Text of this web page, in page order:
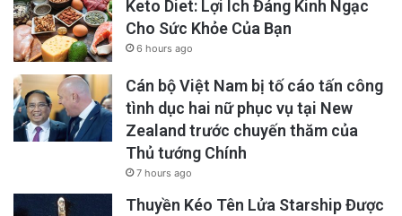
Keto Diet: Lợi Ích Đáng Kinh Ngạc
Cho Sức Khỏe Của Bạn
6 hours ago
Cán bộ Việt Nam bị tố cáo tấn công
tình dục hai nữ phục vụ tại New
Zealand trước chuyến thăm của
Thủ tướng Chính
7 hours ago
Thuyền Kéo Tên Lửa Starship Được